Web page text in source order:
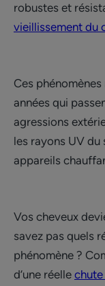
robustes et
vieillissement du
Ces
années qui
agressions
les rayons UV
appareils
Vos cheveux
savez pas quels
phénomène ?
d’une réelle chute